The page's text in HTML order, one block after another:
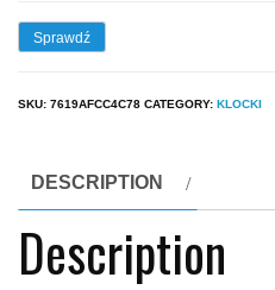
Sprawdź
SKU: 7619AFCC4C78 CATEGORY: KLOCKI
DESCRIPTION
Description